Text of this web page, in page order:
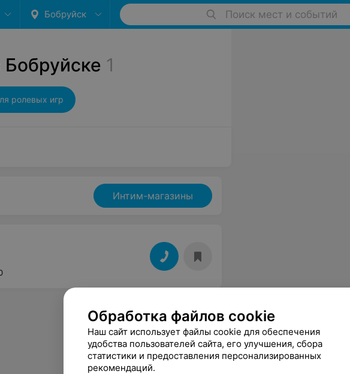
Бобруйск Поиск мест и событий
1
ролевых игр
Интим-магазины
Обработка файлов cookie
Наш сайт использует файлы cookie для обеспечения
удобства пользователей сайта, его улучшения, сбора
статистики и предоставления персонализированных
рекомендаций.